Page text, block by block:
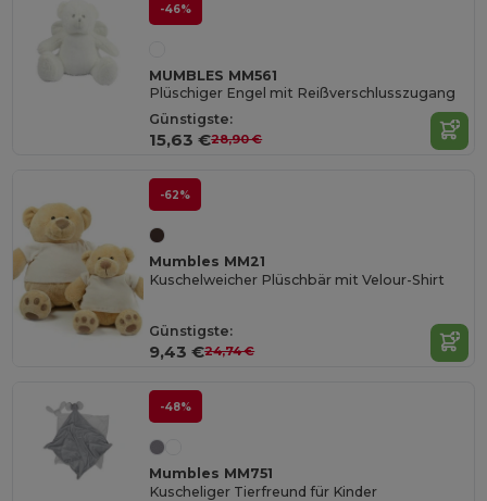
-46%
MUMBLES MM561
Plüschiger Engel mit Reißverschlusszugang
Günstigste:
15,63 €28,90 €
-62%
Mumbles MM21
Kuschelweicher Plüschbär mit Velour-Shirt
Günstigste:
9,43 €24,74 €
-48%
Mumbles MM751
Kuscheliger Tierfreund für Kinder